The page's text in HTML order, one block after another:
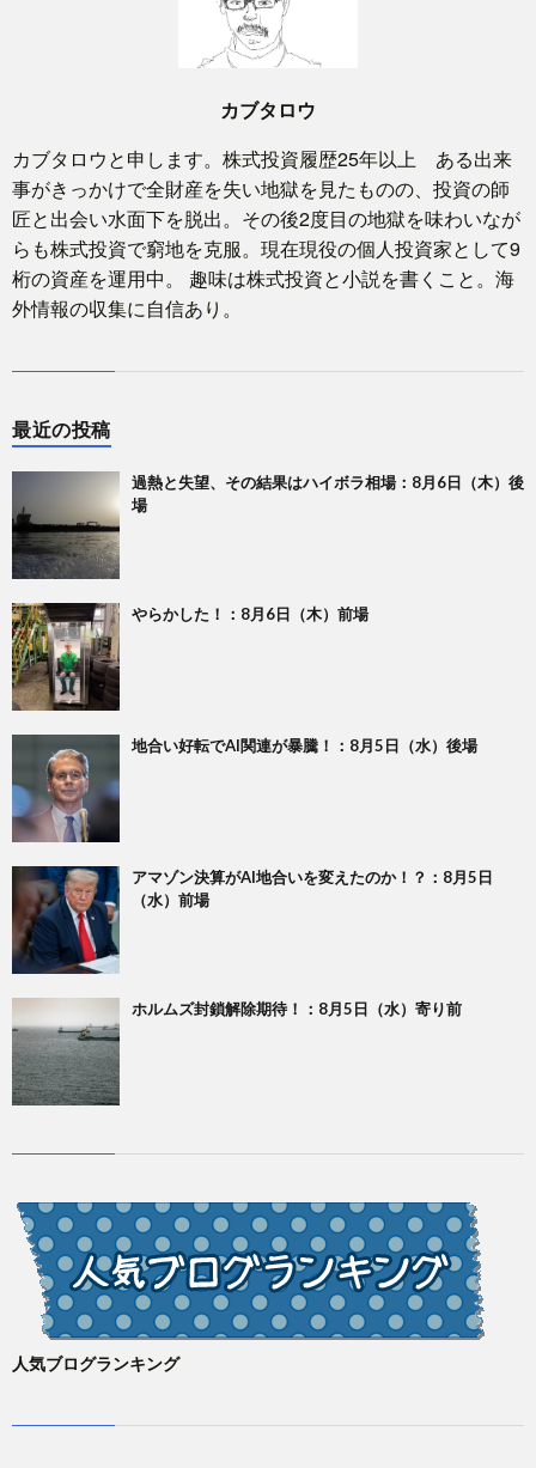
カブタロウ
カブタロウと申します。株式投資履歴25年以上 ある出来
事がきっかけで全財産を失い地獄を見たものの、投資の師
匠と出会い水面下を脱出。その後2度目の地獄を味わいなが
らも株式投資で窮地を克服。現在現役の個人投資家として9
桁の資産を運用中。 趣味は株式投資と小説を書くこと。海
外情報の収集に自信あり。
最近の投稿
過熱と失望、その結果はハイボラ相場：8月6日（木）後
場
やらかした！：8月6日（木）前場
地合い好転でAI関連が暴騰！：8月5日（水）後場
アマゾン決算がAI地合いを変えたのか！？：8月5日
（水）前場
ホルムズ封鎖解除期待！：8月5日（水）寄り前
人気ブログランキング